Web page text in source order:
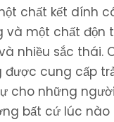
chất kết dính
và một chất độn
nhiều sắc thái.
được cung cấp
cho những
bất cứ lúc nào